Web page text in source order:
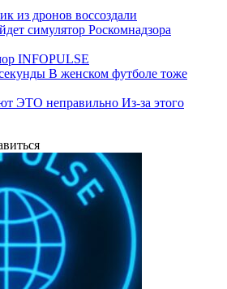
из дронов воссоздали
симулятор Роскомнадзора
INFOPULSE
В женском футболе тоже
ЭТО неправильно Из-за этого